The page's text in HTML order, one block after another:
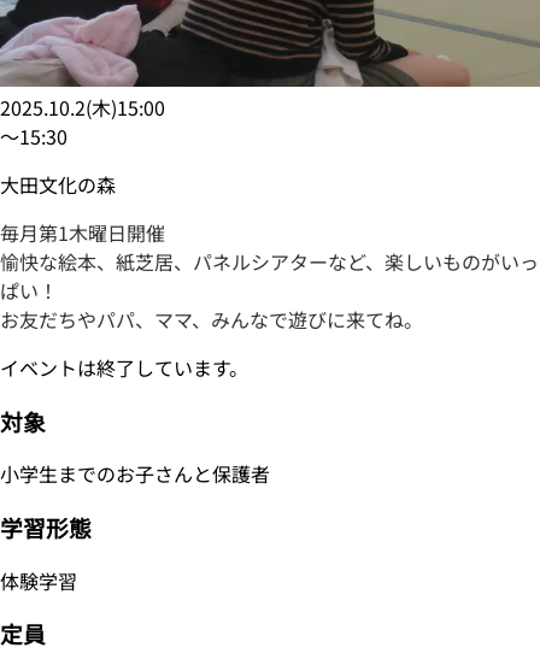
2025.10.2(木)15:00
〜15:30
大田文化の森
毎月第1木曜日開催
愉快な絵本、紙芝居、パネルシアターなど、楽しいものがいっ
ぱい！
お友だちやパパ、ママ、みんなで遊びに来てね。
イベントは終了しています。
対象
小学生までのお子さんと保護者
学習形態
体験学習
定員